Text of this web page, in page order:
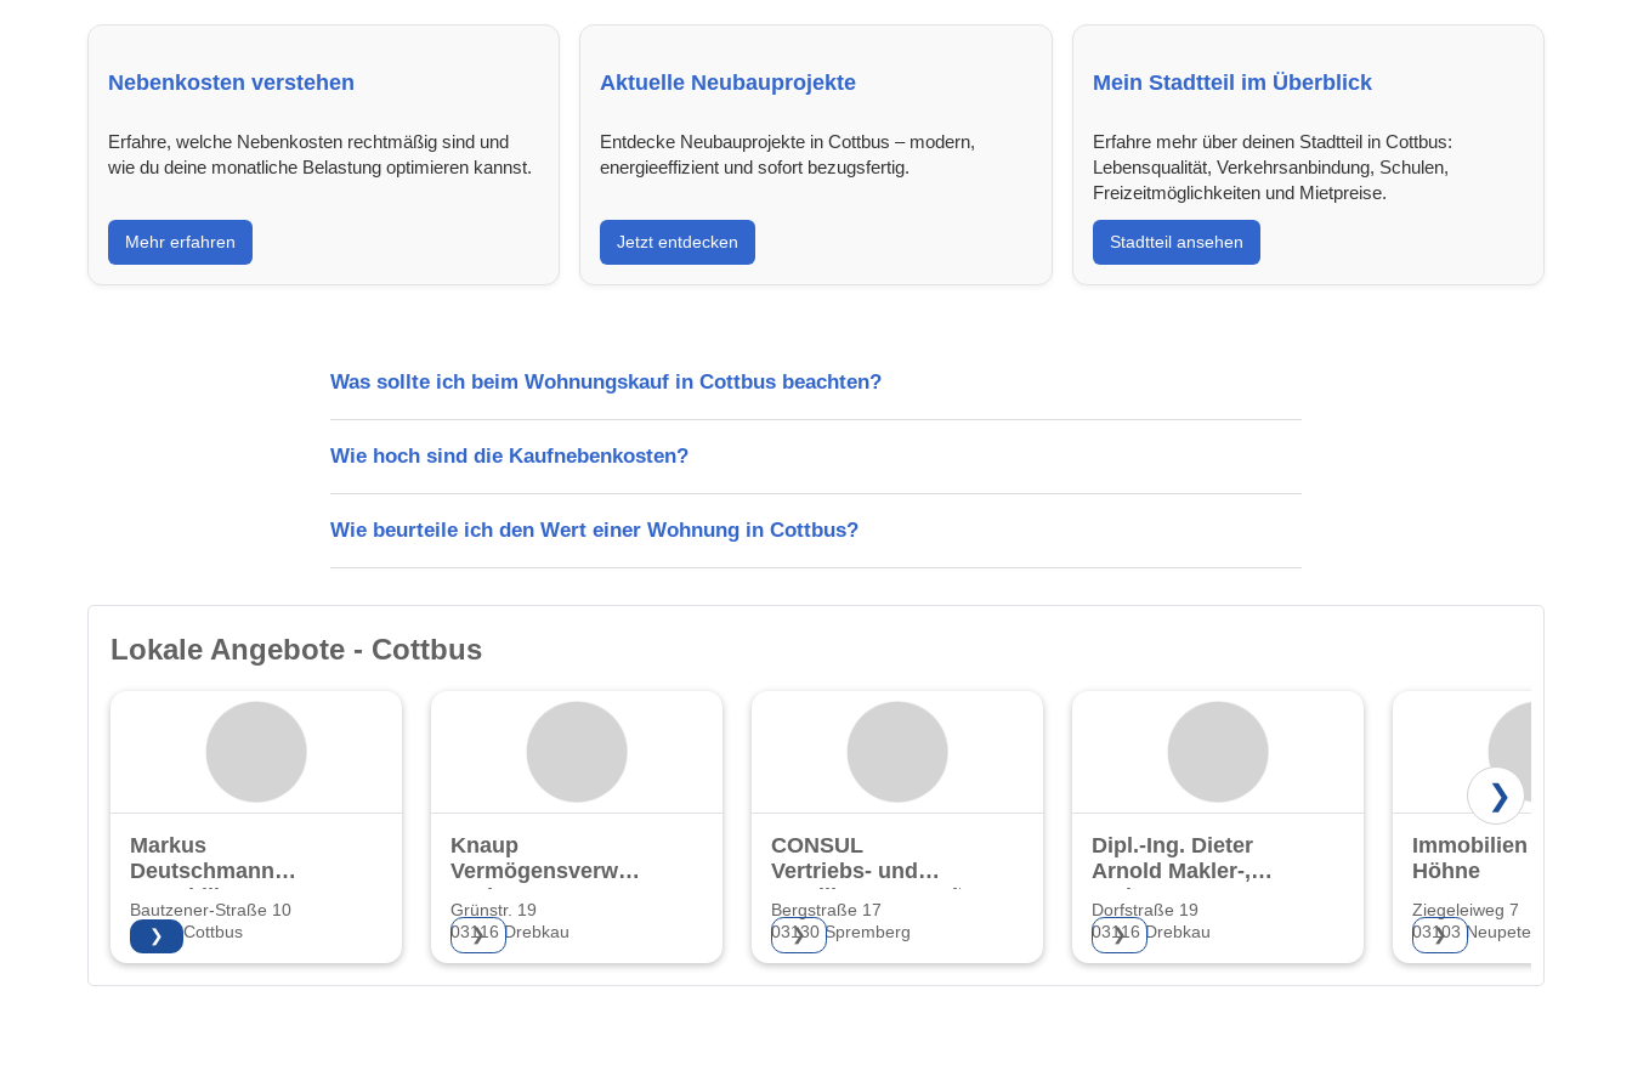
Nebenkosten verstehen
Erfahre, welche Nebenkosten rechtmäßig sind und
wie du deine monatliche Belastung optimieren kannst.
Mehr erfahren
Aktuelle Neubauprojekte
Entdecke Neubauprojekte in Cottbus – modern,
energieeffizient und sofort bezugsfertig.
Jetzt entdecken
Mein Stadtteil im Überblick
Erfahre mehr über deinen Stadtteil in Cottbus:
Lebensqualität, Verkehrsanbindung, Schulen,
Freizeitmöglichkeiten und Mietpreise.
Stadtteil ansehen
Was sollte ich beim Wohnungskauf in Cottbus beachten?
Wie hoch sind die Kaufnebenkosten?
Wie beurteile ich den Wert einer Wohnung in Cottbus?
Lokale Angebote - Cottbus
Markus
Deutschmann
Immobilien
Bautzener-Straße 10
03046 Cottbus
❯
Knaup
Vermögensverwaltung
GmbH
Grünstr. 19
03116 Drebkau
❯
CONSUL
Vertriebs- und
Beteiligungsgesellschaft
mbH
Bergstraße 17
03130 Spremberg
❯
Dipl.-Ing. Dieter
Arnold Makler-,
und
Gutachterbüro
Cottbus
Dorfstraße 19
03116 Drebkau
❯
Immobilien Peter
Höhne
Ziegeleiweg 7
03103 Neupetershain
❯
❯